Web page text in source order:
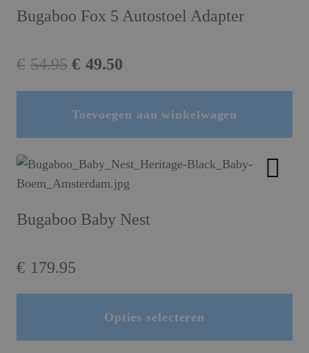
Bugaboo Fox 5 Autostoel Adapter
€ 54.95 Oorspronkelijke
prijs
was:
€54.95.
€ 49.50
prijs
is:
€49.50.
Toevoegen aan winkelwagen
Bugaboo Baby Nest
€ 179.95
Opties selecteren